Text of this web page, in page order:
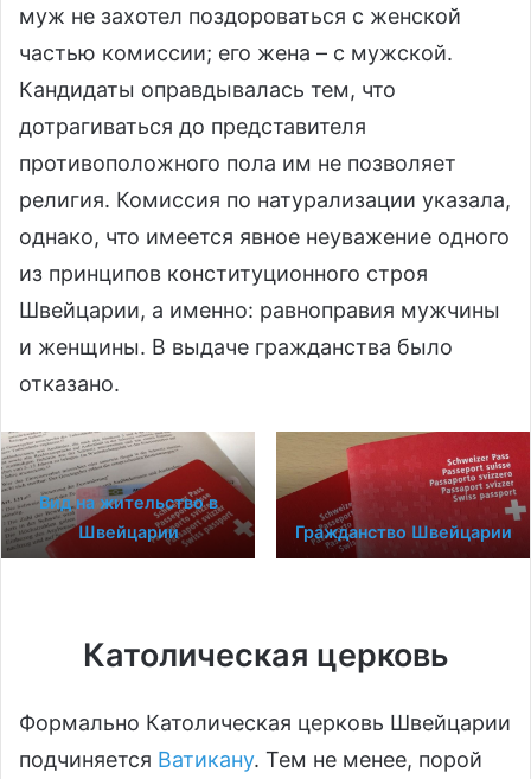
муж не захотел поздороваться с женской
частью комиссии; его жена – с мужской.
Кандидаты оправдывалась тем, что
дотрагиваться до представителя
противоположного пола им не позволяет
религия. Комиссия по натурализации указала,
однако, что имеется явное неуважение одного
из принципов конституционного строя
Швейцарии, а именно: равноправия мужчины
и женщины. В выдаче гражданства было
отказано.
Вид на жительство в
Швейцарии
Гражданство Швейцарии
Католическая церковь
Формально Католическая церковь Швейцарии
подчиняется Ватикану. Тем не менее, порой